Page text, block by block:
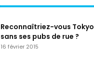
Reconnaîtriez-vous Tokyo
sans ses pubs de rue ?
16 février 2015